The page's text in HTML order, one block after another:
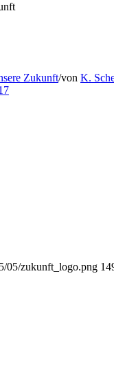
Zukunft/von K.
05/zukunft_logo.png